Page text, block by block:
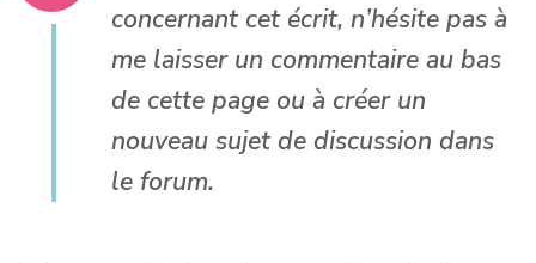
concernant cet écrit, n’hésite pas à
me laisser un commentaire au bas
de cette page ou à créer un
nouveau sujet de discussion dans
le forum.